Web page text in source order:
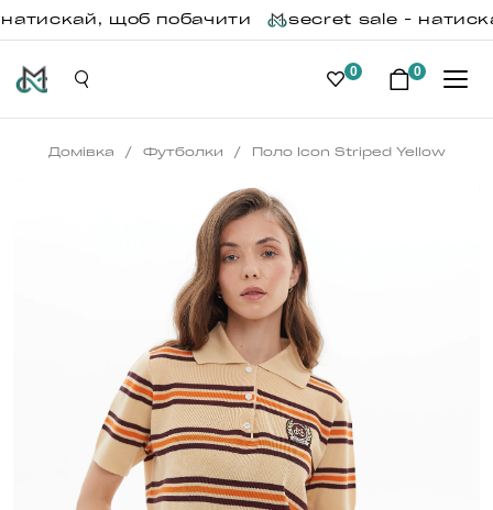
щоб побачити secret sale -
0 0
Домівка / Футболки / Поло Icon Striped Yellow